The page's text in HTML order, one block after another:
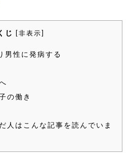
じ [非表示]
男性に発病する
の働き
人はこんな記事を読んでいま